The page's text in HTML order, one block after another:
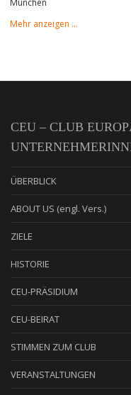
München
Mehr anzeigen …
CEU – CLUB
ÜBERBLICK
ABOUT US (engl. Vers.)
ZIELE
HISTORIE
CEU-PRÄSIDIUM
CEU-BEIRAT
STIMMEN ZUM CLUB
VERANSTALTUNGEN